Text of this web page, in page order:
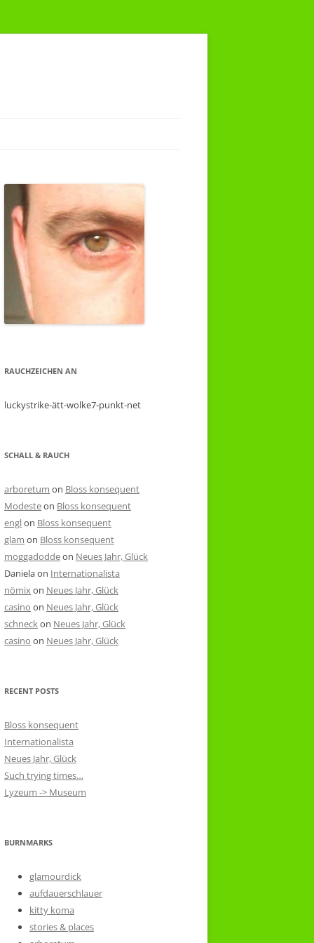
RAUCHZEICHEN AN
luckystrike-ätt-wolke7-punkt-net
SCHALL & RAUCH
arboretum on Bloss konsequent
Modesteon Bloss konsequent
englon Bloss konsequent
glam on Bloss konsequent
moggadoddeon Neues Jahr, Glück
Danielaon Internationalista
nömixon Neues Jahr, Glück
casino on Neues Jahr, Glück
schneckon Neues Jahr, Glück
casino on Neues Jahr, Glück
RECENT POSTS
Bloss konsequent
Internationalista
Neues Jahr, Glück
Such trying times…
Lyzeum -> Museum
BURNMARKS
glamourdick
aufdauerschlauer
kitty koma
stories & places